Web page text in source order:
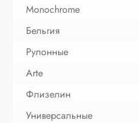
Monochrome
Бельгия
Рулонные
Arte
Флизелин
Универсальные